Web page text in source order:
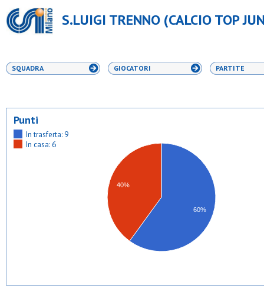
S.LUIGI TRENNO (CALCIO TOP
SQUADRA GIOCATORI PARTITE
40%
60%
Punti
In trasferta: 9
In casa: 6